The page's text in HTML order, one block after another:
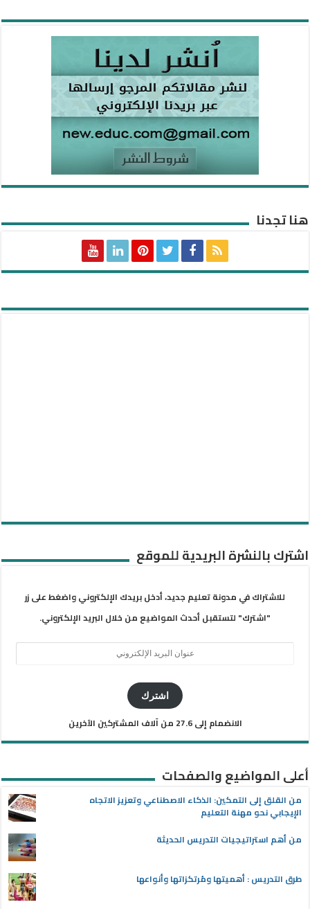
هنا تجدنا
اشترك بالنشرة البريدية للموقع
للاشتراك في مدونة تعليم جديد، أدخل بريدك الإلكتروني واضغط على زر
"اشترك" لتستقبل أحدث المواضيع من خلال البريد الإلكتروني.
اشترك
الانضمام إلى 27.6 من آلاف المشتركين الآخرين
أعلى المواضيع والصفحات
من القلق إلى التمكين: الذكاء الاصطناعي وتعزيز الاتجاه
الإيجابي نحو مهنة التعليم
من أهم استراتيجيات التدريس الحديثة
طرق التدريس : أهميتها ومُرتكزاتها وأنواعها